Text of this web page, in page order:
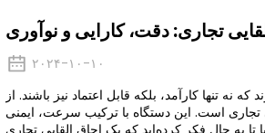
تجاری: دقت، کارایی و نوآوری
۲۰۲۴-۱۰-۱۰
نه تنها کارآمد، بلکه قابل اعتماد نیز باشند. از
تجاری است. این دستگاه با ترکیب سرعت، ایمنی